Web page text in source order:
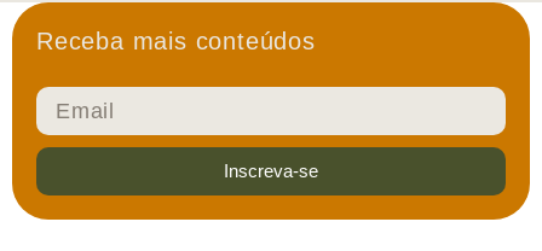
Receba mais conteúdos
Inscreva-se